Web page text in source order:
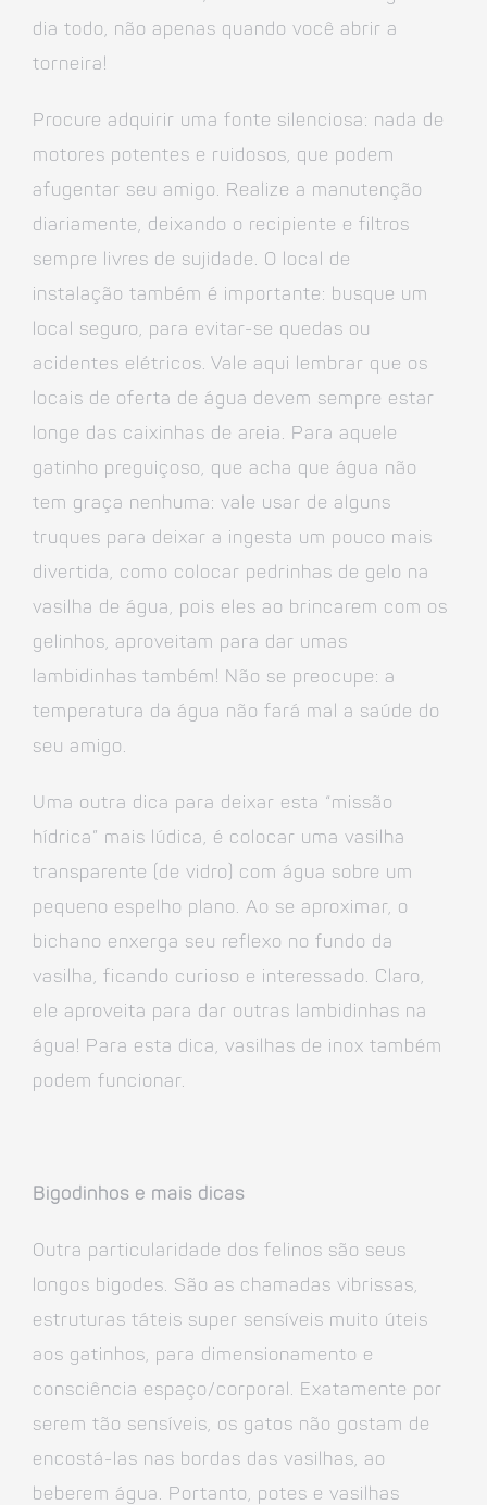
dia todo, não apenas quando você abrir a
torneira!
Procure adquirir uma fonte silenciosa: nada de
motores potentes e ruidosos, que podem
afugentar seu amigo. Realize a manutenção
diariamente, deixando o recipiente e filtros
sempre livres de sujidade. O local de
instalação também é importante: busque um
local seguro, para evitar-se quedas ou
acidentes elétricos. Vale aqui lembrar que os
locais de oferta de água devem sempre estar
longe das caixinhas de areia. Para aquele
gatinho preguiçoso, que acha que água não
tem graça nenhuma: vale usar de alguns
truques para deixar a ingesta um pouco mais
divertida, como colocar pedrinhas de gelo na
vasilha de água, pois eles ao brincarem com os
gelinhos, aproveitam para dar umas
lambidinhas também! Não se preocupe: a
temperatura da água não fará mal a saúde do
seu amigo.
Uma outra dica para deixar esta “missão
hídrica” mais lúdica, é colocar uma vasilha
transparente (de vidro) com água sobre um
pequeno espelho plano. Ao se aproximar, o
bichano enxerga seu reflexo no fundo da
vasilha, ficando curioso e interessado. Claro,
ele aproveita para dar outras lambidinhas na
água! Para esta dica, vasilhas de inox também
podem funcionar.
Bigodinhos e mais dicas
Outra particularidade dos felinos são seus
longos bigodes. São as chamadas vibrissas,
estruturas táteis super sensíveis muito úteis
aos gatinhos, para dimensionamento e
consciência espaço/corporal. Exatamente por
serem tão sensíveis, os gatos não gostam de
encostá-las nas bordas das vasilhas, ao
beberem água. Portanto, potes e vasilhas